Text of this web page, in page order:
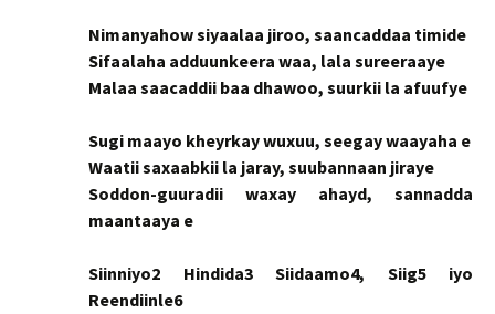
Nimanyahow siyaalaa jiroo, saancaddaa timide
Sifaalaha adduunkeera waa, lala sureeraaye
Malaa saacaddii baa dhawoo, suurkii la afuufye
Sugi maayo kheyrkay wuxuu, seegay waayaha e
Waatii saxaabkii la jaray, suubannaan jiraye
Soddon-guuradii waxay ahayd, sannadda
maantaaya e
Siinniyo2 Hindida3 Siidaamo4, Siig5 iyo
Reendiinle6